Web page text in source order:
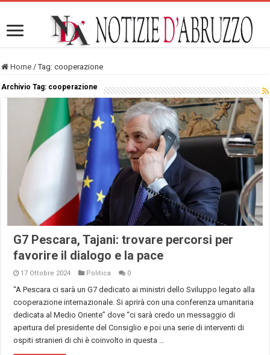
Home / Tag:cooperazione
Archivio Tag: cooperazione
G7 Pescara, Tajani: trovare percorsi per
favorire il dialogo e la pace
17 Ottobre 2024 Politica 0
“A Pescara ci sarà un G7 dedicato ai ministri dello Sviluppo legato alla
cooperazione internazionale. Si aprirà con una conferenza umanitaria
dedicata al Medio Oriente” dove “ci sarà credo un messaggio di
apertura del presidente del Consiglio e poi una serie di interventi di
ospiti stranieri di chi è coinvolto in questa …